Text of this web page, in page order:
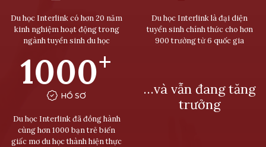
Du học Interlink có hơn 20 năm
kinh nghiệm hoạt động trong
ngành tuyển sinh du học
Du học Interlink là đại diện
tuyển sinh chính thức cho hơn
900 trường từ 6 quốc gia
1000+
HỒ SƠ
Du học Interlink đã đồng hành
cùng hơn 1000 bạn trẻ biến
giấc mơ du học thành hiện thực
…và vẫn đang tăng
trưởng